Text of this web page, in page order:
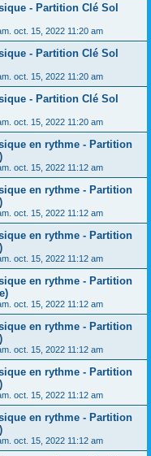
- Partition Clé Sol
oct. 15, 2022 11:20 am
- Partition Clé Sol
oct. 15, 2022 11:20 am
- Partition Clé Sol
oct. 15, 2022 11:20 am
en rythme - Partition
oct. 15, 2022 11:12 am
en rythme - Partition
oct. 15, 2022 11:12 am
en rythme - Partition
oct. 15, 2022 11:12 am
en rythme - Partition
oct. 15, 2022 11:12 am
en rythme - Partition
oct. 15, 2022 11:12 am
en rythme - Partition
oct. 15, 2022 11:12 am
en rythme - Partition
oct. 15, 2022 11:12 am